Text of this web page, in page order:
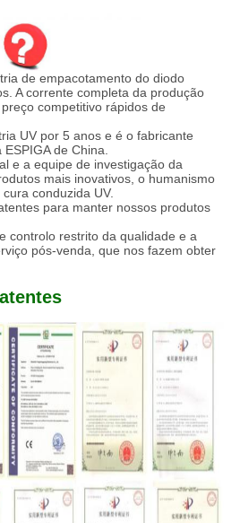
de empacotamento do diodo
A corrente completa da produção
competitivo rápidos de
UV por 5 anos e é o fabricante
de China.
e a equipe de investigação da
mais inovativos, o humanismo
conduzida UV.
para manter nossos produtos
controlo restrito da qualidade e a
pós-venda, que nos fazem obter